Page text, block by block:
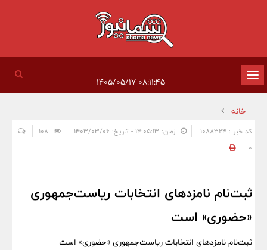
تغییر
وضعیت
ناوبری
خانه
کد خبر : 1088324 زمان: ۱۴:۰۵:۱۳ - تاریخ: ۱۴۰۳/۰۳/۰۶
0
ثبت‌‌نام نامزدهای انتخابات ریاست‌جمهوری
«حضوری» است
ثبت‌‌نام نامزدهای انتخابات ریاست‌جمهوری «حضوری» است